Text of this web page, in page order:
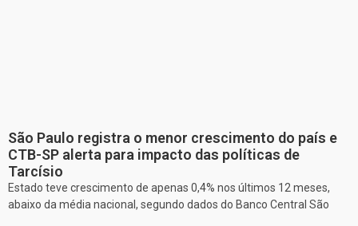
São Paulo registra o menor crescimento do país e
CTB-SP alerta para impacto das políticas de
Tarcísio
Estado teve crescimento de apenas 0,4% nos últimos 12 meses,
abaixo da média nacional, segundo dados do Banco Central São